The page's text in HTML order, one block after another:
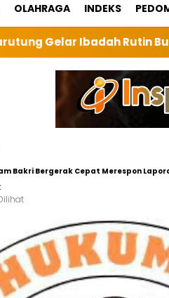
OLAHRAGA INDEKS
sebangai tuan
Bakri Bergerak Cepat Merespon